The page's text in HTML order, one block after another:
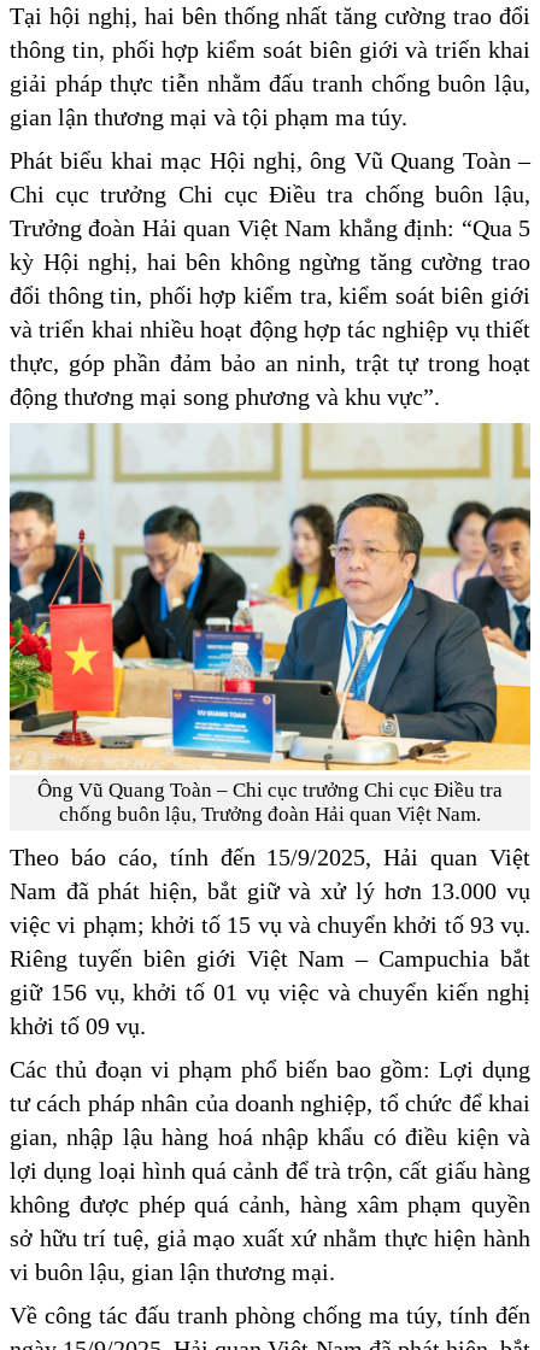
Tại hội nghị, hai bên thống nhất tăng cường trao đổi
thông tin, phối hợp kiểm soát biên giới và triển khai
giải pháp thực tiễn nhằm đấu tranh chống buôn lậu,
gian lận thương mại và tội phạm ma túy.
Phát biểu khai mạc Hội nghị, ông Vũ Quang Toàn –
Chi cục trưởng Chi cục Điều tra chống buôn lậu,
Trưởng đoàn Hải quan Việt Nam khẳng định: “Qua 5
kỳ Hội nghị, hai bên không ngừng tăng cường trao
đổi thông tin, phối hợp kiểm tra, kiểm soát biên giới
và triển khai nhiều hoạt động hợp tác nghiệp vụ thiết
thực, góp phần đảm bảo an ninh, trật tự trong hoạt
động thương mại song phương và khu vực”.
Ông Vũ Quang Toàn – Chi cục trưởng Chi cục Điều tra
chống buôn lậu, Trưởng đoàn Hải quan Việt Nam.
Theo báo cáo, tính đến 15/9/2025, Hải quan Việt
Nam đã phát hiện, bắt giữ và xử lý hơn 13.000 vụ
việc vi phạm; khởi tố 15 vụ và chuyển khởi tố 93 vụ.
Riêng tuyến biên giới Việt Nam – Campuchia bắt
giữ 156 vụ, khởi tố 01 vụ việc và chuyển kiến nghị
khởi tố 09 vụ.
Các thủ đoạn vi phạm phổ biến bao gồm: Lợi dụng
tư cách pháp nhân của doanh nghiệp, tổ chức để khai
gian, nhập lậu hàng hoá nhập khẩu có điều kiện và
lợi dụng loại hình quá cảnh để trà trộn, cất giấu hàng
không được phép quá cảnh, hàng xâm phạm quyền
sở hữu trí tuệ, giả mạo xuất xứ nhằm thực hiện hành
vi buôn lậu, gian lận thương mại.
Về công tác đấu tranh phòng chống ma túy, tính đến